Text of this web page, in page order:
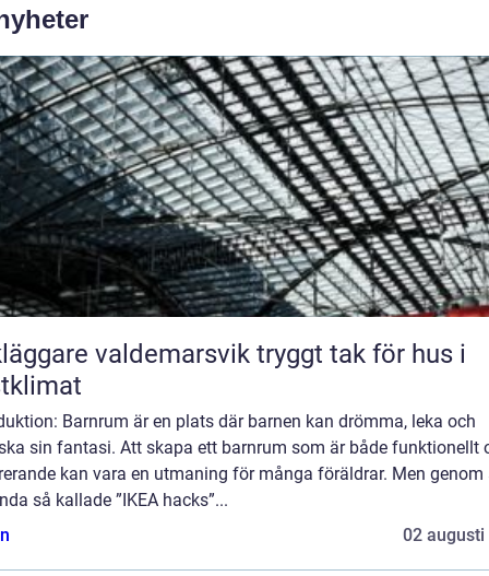
valdemarsvik tryggt tak för hus i
Barnrum är en plats där barnen kan drömma, leka och
sin fantasi. Att skapa ett barnrum som är både funktionellt
kan vara en utmaning för många föräldrar. Men genom
så kallade ”IKEA hacks”...
02 augusti